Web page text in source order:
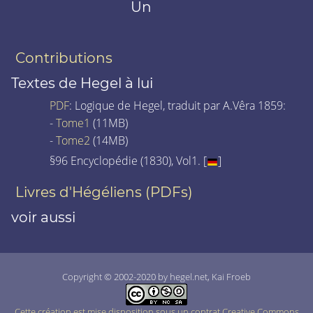
Un
Contributions
Textes de Hegel à lui
PDF: Logique de Hegel, traduit par A.Vêra 1859:
-Tome1 (11MB)
-Tome2 (14MB)
§96 Encyclopédie (1830), Vol1. [
]
Livres d'Hégéliens (PDFs)
voir aussi
Copyright © 2002-2020 by hegel.net, Kai Froeb